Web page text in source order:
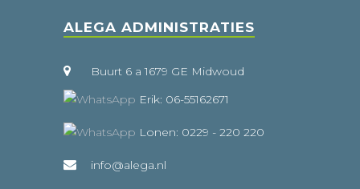
ALEGA ADMINISTRATIES
Buurt 6 a 1679 GE Midwoud
Erik: 06-55162671
Lonen: 0229 - 220 220
info@alega.nl